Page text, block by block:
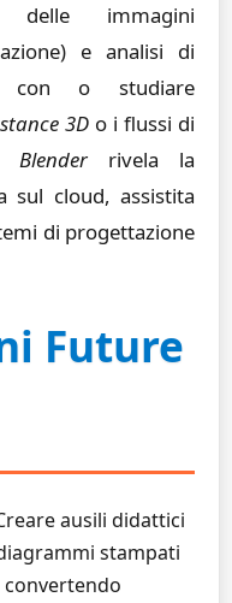
delle immagini
e analisi di
con o studiare
3D o i flussi di
Blenderrivela la
sul cloud, assistita
di progettazione
Future
ausili didattici
stampati